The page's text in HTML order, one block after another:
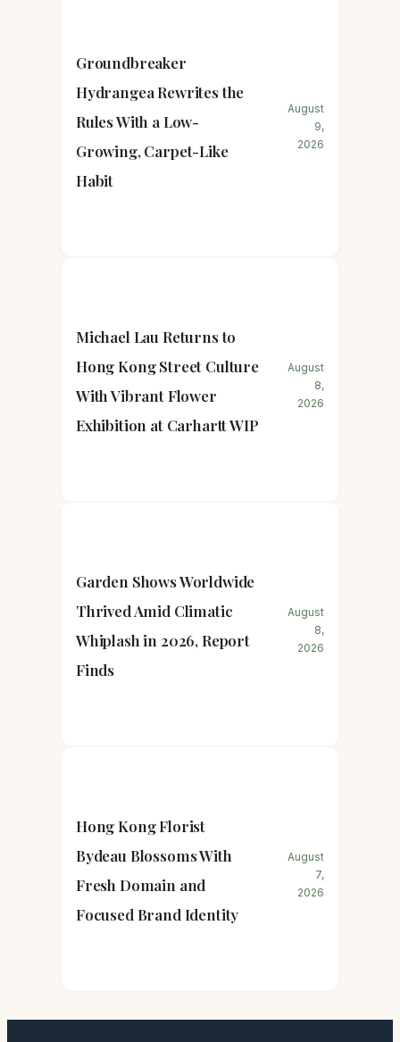
Groundbreaker
Hydrangea Rewrites the
Rules With a Low-
Growing, Carpet-Like
Habit
August
9,
2026
Michael Lau Returns to
Hong Kong Street Culture
With Vibrant Flower
Exhibition at Carhartt WIP
August
8,
2026
Garden Shows Worldwide
Thrived Amid Climatic
Whiplash in 2026, Report
Finds
August
8,
2026
Hong Kong Florist
Bydeau Blossoms With
Fresh Domain and
Focused Brand Identity
August
7,
2026